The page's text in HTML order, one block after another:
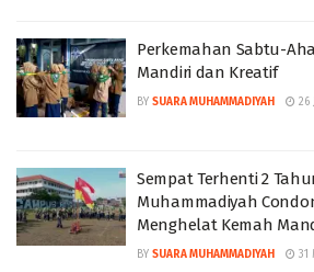
Perkemahan Sabtu-
Mandiri dan Kreatif
BY SUARA MUHAMMADIYAH 26
Sempat Terhenti 2
Muhammadiyah
Menghelat Kemah
BY SUARA MUHAMMADIYAH 31